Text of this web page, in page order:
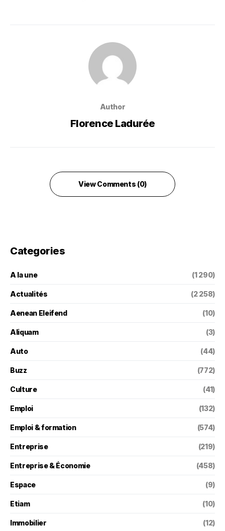
Author
Florence Ladurée
View Comments (0)
Categories
A la une (1 290)
Actualités (2 258)
Aenean Eleifend (10)
Aliquam (3)
Auto (44)
Buzz (772)
Culture (41)
Emploi (132)
Emploi & formation (574)
Entreprise (219)
Entreprise & Économie (458)
Espace (9)
Etiam (10)
Immobilier (12)